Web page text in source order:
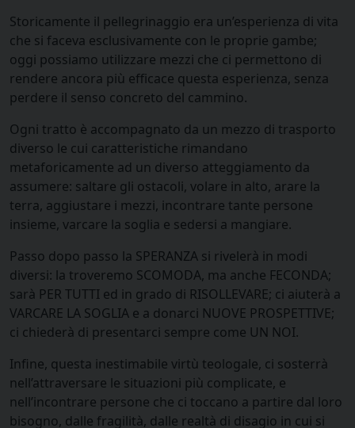
Storicamente il pellegrinaggio era un’esperienza di vita
che si faceva esclusivamente con le proprie gambe;
oggi possiamo utilizzare mezzi che ci permettono di
rendere ancora più efficace questa esperienza, senza
perdere il senso concreto del cammino.
Ogni tratto è accompagnato da un mezzo di trasporto
diverso le cui caratteristiche rimandano
metaforicamente ad un diverso atteggiamento da
assumere: saltare gli ostacoli, volare in alto, arare la
terra, aggiustare i mezzi, incontrare tante persone
insieme, varcare la soglia e sedersi a mangiare.
Passo dopo passo la SPERANZA si rivelerà in modi
diversi: la troveremo SCOMODA, ma anche FECONDA;
sarà PER TUTTI ed in grado di RISOLLEVARE; ci aiuterà a
VARCARE LA SOGLIA e a donarci NUOVE PROSPETTIVE;
ci chiederà di presentarci sempre come UN NOI.
Infine, questa inestimabile virtù teologale, ci sosterrà
nell’attraversare le situazioni più complicate, e
nell’incontrare persone che ci toccano a partire dal loro
bisogno, dalle fragilità, dalle realtà di disagio in cui si